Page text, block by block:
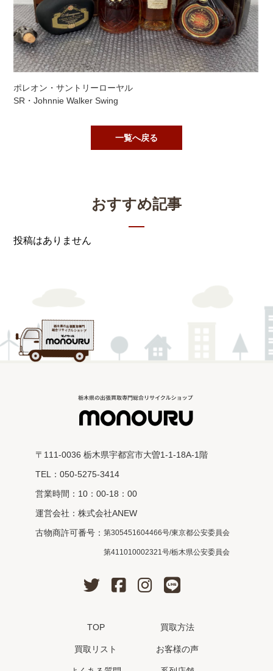
ポレオン・サントリーローヤル
SR・Johnnie Walker Swing
一覧へ戻る
おすすめ記事
投稿はありません
〒111-0036 栃木県宇都宮市大曽1-1-18A-1階
TEL：050-5275-3414
営業時間：10：00-18：00
運営会社：株式会社ANEW
古物商許可番号： 第305451604466号/東京都公安委員会
第411010002321号/栃木県公安委員会
TOP 買取方法
買取リスト お客様の声